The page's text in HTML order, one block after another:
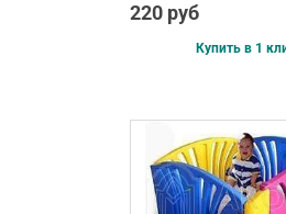
220 руб
Купить в 1